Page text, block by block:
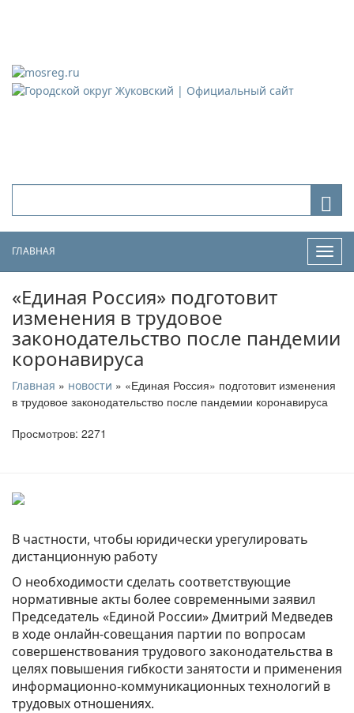
ГЛАВНАЯ
«Единая Россия» подготовит
изменения в трудовое
законодательство после пандемии
коронавируса
Главная » новости » «Единая Россия» подготовит изменения
в трудовое законодательство после пандемии коронавируса
Просмотров: 2271
В частности, чтобы юридически урегулировать
дистанционную работу
О необходимости сделать соответствующие
нормативные акты более современными заявил
Председатель «Единой России» Дмитрий Медведев
в ходе онлайн-совещания партии по вопросам
совершенствования трудового законодательства в
целях повышения гибкости занятости и применения
информационно-коммуникационных технологий в
трудовых отношениях.